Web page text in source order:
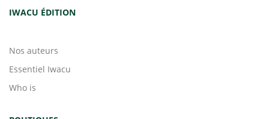
IWACU ÉDITION
Nos auteurs
Essentiel Iwacu
Who is